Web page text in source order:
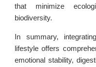
that minimize
biodiversity.
In summary,
lifestyle offers
emotional stability,